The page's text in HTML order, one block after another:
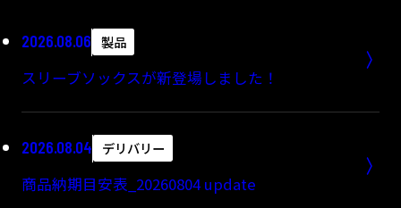
サッカーショップKAMO池袋店
〒171-0022
東京都豊島区南池袋１－１８－１池袋三
品ビル
TEL：03-5960-9248｜FAX：03-5960-9249
2026.08.06 製品
スリーブソックスが新登場しました！
2026.08.04 デリバリー
商品納期目安表_20260804 update